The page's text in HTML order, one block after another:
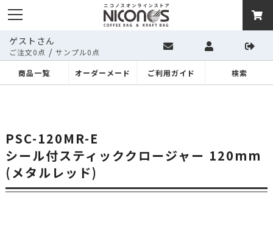
ゲストさん
ご注文0点 / サンプル0点
商品一覧
オーダーメード ご利用ガイド 検索
PSC-120MR-E
シール付スティッククロージャー 120mm
(メタルレッド)